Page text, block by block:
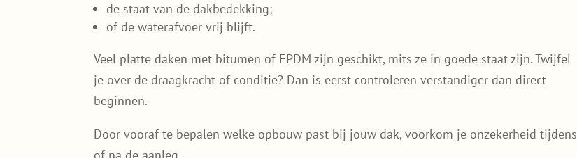
de staat van de dakbedekking;
of de waterafvoer vrij blijft.
Veel platte daken met bitumen of EPDM zijn geschikt, mits ze in goede staat zijn. Twijfel
je over de draagkracht of conditie? Dan is eerst controleren verstandiger dan direct
beginnen.
Door vooraf te bepalen welke opbouw past bij jouw dak, voorkom je onzekerheid tijdens